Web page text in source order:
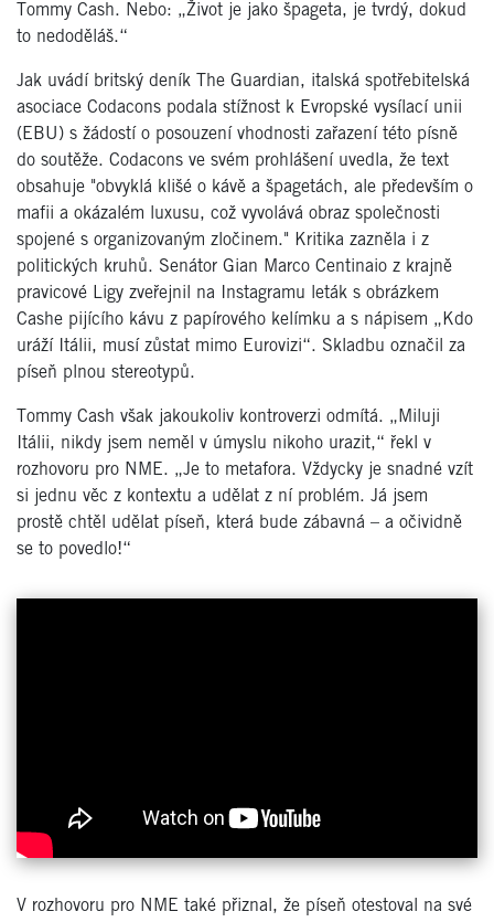
Tommy Cash. Nebo: „Život je jako špageta, je tvrdý, dokud
to nedoděláš.“
Jak uvádí britský deník The Guardian, italská spotřebitelská
asociace Codacons podala stížnost k Evropské vysílací unii
(EBU) s žádostí o posouzení vhodnosti zařazení této písně
do soutěže. Codacons ve svém prohlášení uvedla, že text
obsahuje "obvyklá klišé o kávě a špagetách, ale především o
mafii a okázalém luxusu, což vyvolává obraz společnosti
spojené s organizovaným zločinem." Kritika zazněla i z
politických kruhů. Senátor Gian Marco Centinaio z krajně
pravicové Ligy zveřejnil na Instagramu leták s obrázkem
Cashe pijícího kávu z papírového kelímku a s nápisem „Kdo
uráží Itálii, musí zůstat mimo Eurovizi“. Skladbu označil za
píseň plnou stereotypů.
Tommy Cash však jakoukoliv kontroverzi odmítá. „Miluji
Itálii, nikdy jsem neměl v úmyslu nikoho urazit,“ řekl v
rozhovoru pro NME. „Je to metafora. Vždycky je snadné vzít
si jednu věc z kontextu a udělat z ní problém. Já jsem
prostě chtěl udělat píseň, která bude zábavná – a očividně
se to povedlo!“
V rozhovoru pro NME také přiznal, že píseň otestoval na své